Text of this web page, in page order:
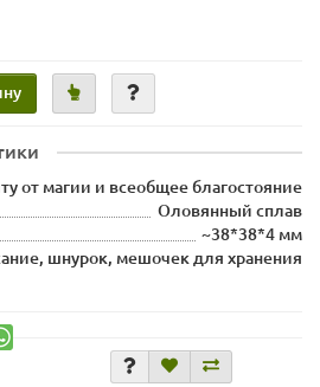
от магии и всеобщее благостояние
Оловянный сплав
~38*38*4 мм
шнурок, мешочек для хранения